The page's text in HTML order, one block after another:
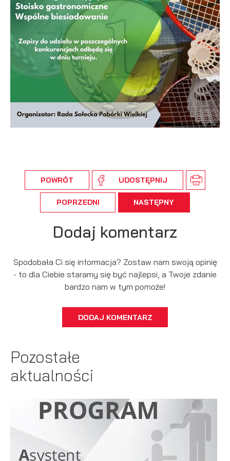
POWRÓT UDOSTĘPNIJ
POPRZEDNI NASTĘPNY
Dodaj komentarz
Spodobała Ci się informacja? Zostaw nam swoją opinię
- to dla Ciebie staramy się być najlepsi, a Twoje zdanie
bardzo nam w tym pomoże!
DODAJ KOMENTARZ
Pozostałe
aktualności
podmiotów trzecich lub firm będących naszymi partnerami
oraz innych dostawców usług. Firmy te działają w charakterze
pośredników prezentujących nasze treści w postaci
wiadomości, ofert, komunikatów mediów społecznościowych.